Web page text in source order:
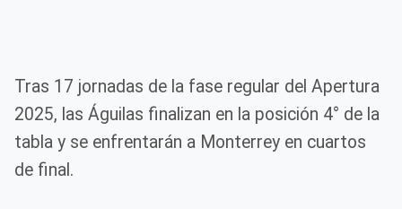
Tras 17 jornadas de la fase regular del Apertura
2025, las Águilas finalizan en la posición 4° de la
tabla y se enfrentarán a Monterrey en cuartos
de final.